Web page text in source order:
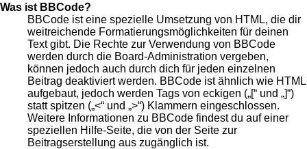
Was ist BBCode?
BBCode ist eine spezielle Umsetzung von HTML, die dir
weitreichende Formatierungsmöglichkeiten für deinen
Text gibt. Die Rechte zur Verwendung von BBCode
werden durch die Board-Administration vergeben,
können jedoch auch durch dich für jeden einzelnen
Beitrag deaktiviert werden. BBCode ist ähnlich wie HTML
aufgebaut, jedoch werden Tags von eckigen („[“ und „]“)
statt spitzen („<“ und „>“) Klammern eingeschlossen.
Weitere Informationen zu BBCode findest du auf einer
speziellen Hilfe-Seite, die von der Seite zur
Beitragserstellung aus zugänglich ist.